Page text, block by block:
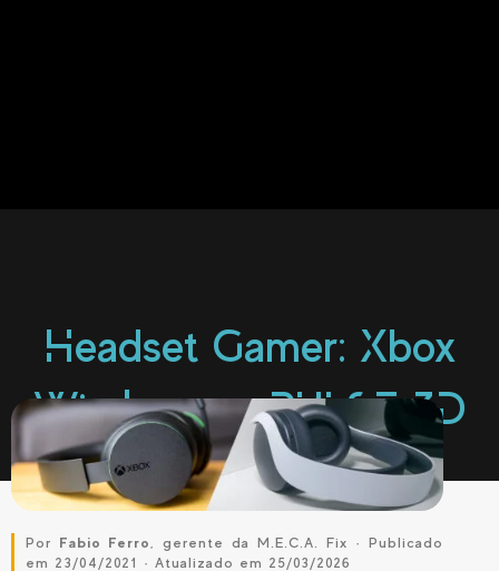
Headset Gamer: Xbox
Wireless vs. PULSE 3D
Por Fabio Ferro, gerente da M.E.C.A. Fix · Publicado
em 23/04/2021 · Atualizado em 25/03/2026